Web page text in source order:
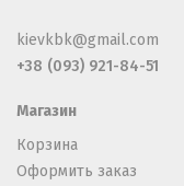
kievkbk@gmail.com
+38 (093) 921-84-51
Магазин
Корзина
Оформить заказ